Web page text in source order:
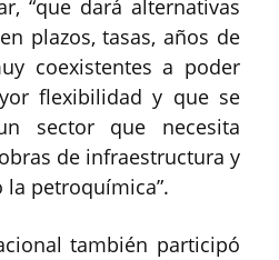
“que dará alternativas
plazos, tasas, años de
coexistentes a poder
flexibilidad y que se
sector que necesita
de infraestructura y
petroquímica”.
también participó